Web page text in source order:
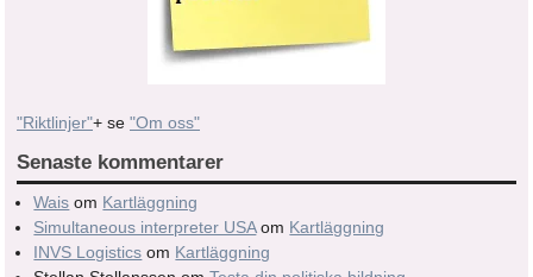
"Riktlinjer"+ se "Om oss"
Senaste kommentarer
Wais om Kartläggning
Simultaneous interpreter USAom Kartläggning
INVS Logistics om Kartläggning